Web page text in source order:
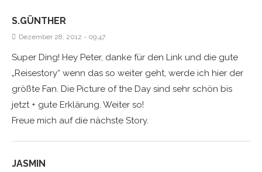
S.GÜNTHER
Dezember 28, 2012 - 09:47
Super Ding! Hey Peter, danke für den Link und die gute
„Reisestory“ wenn das so weiter geht, werde ich hier der
größte Fan. Die Picture of the Day sind sehr schön bis
jetzt + gute Erklärung. Weiter so!
Freue mich auf die nächste Story.
JASMIN